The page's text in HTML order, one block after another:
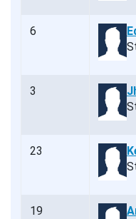
6
3
23
19